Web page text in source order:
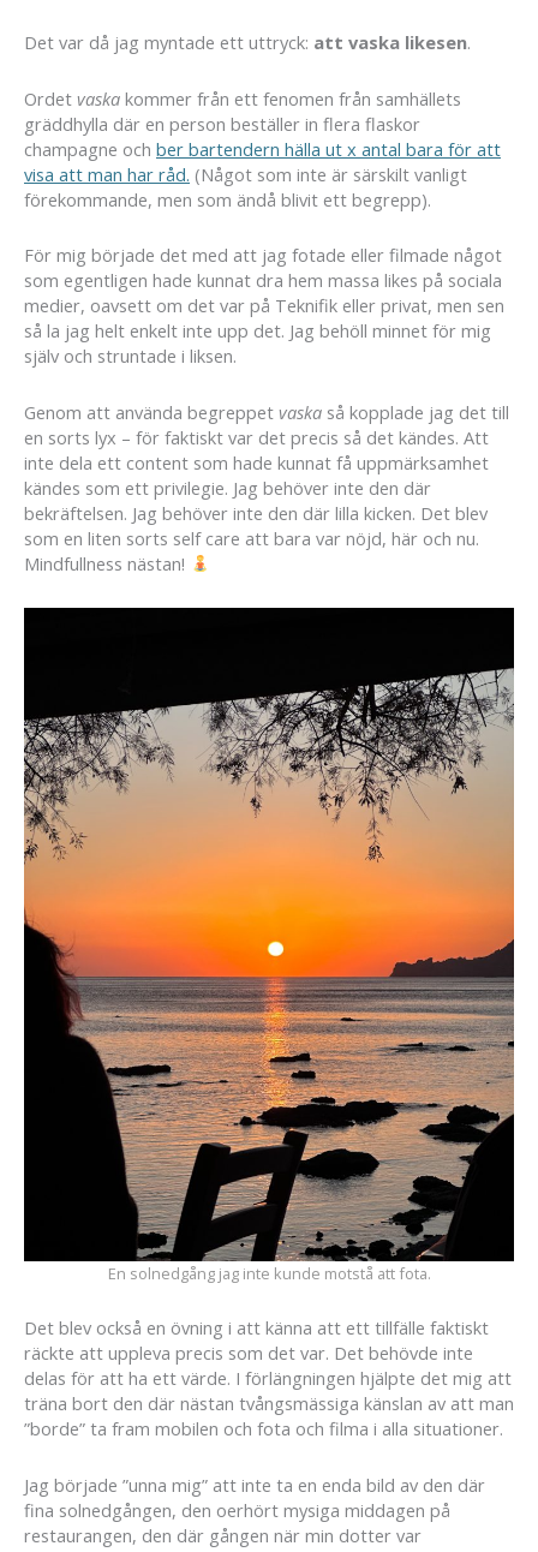
Det var då jag myntade ett uttryck: att vaska likesen.
Ordet vaska kommer från ett fenomen från samhällets
gräddhylla där en person beställer in flera flaskor
champagne och ber bartendern hälla ut x antal bara för att
visa att man har råd. (Något som inte är särskilt vanligt
förekommande, men som ändå blivit ett begrepp).
För mig började det med att jag fotade eller filmade något
som egentligen hade kunnat dra hem massa likes på sociala
medier, oavsett om det var på Teknifik eller privat, men sen
så la jag helt enkelt inte upp det. Jag behöll minnet för mig
själv och struntade i liksen.
Genom att använda begreppet vaska så kopplade jag det till
en sorts lyx – för faktiskt var det precis så det kändes. Att
inte dela ett content som hade kunnat få uppmärksamhet
kändes som ett privilegie. Jag behöver inte den där
bekräftelsen. Jag behöver inte den där lilla kicken. Det blev
som en liten sorts self care att bara var nöjd, här och nu.
Mindfullness nästan!
En solnedgång jag inte kunde motstå att fota.
Det blev också en övning i att känna att ett tillfälle faktiskt
räckte att uppleva precis som det var. Det behövde inte
delas för att ha ett värde. I förlängningen hjälpte det mig att
träna bort den där nästan tvångsmässiga känslan av att man
”borde” ta fram mobilen och fota och filma i alla situationer.
Jag började ”unna mig” att inte ta en enda bild av den där
fina solnedgången, den oerhört mysiga middagen på
restaurangen, den där gången när min dotter var